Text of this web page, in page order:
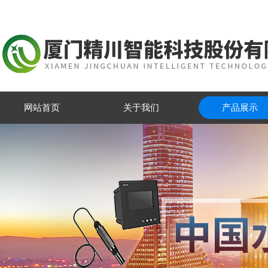
网站首页 关于我们 产品展示